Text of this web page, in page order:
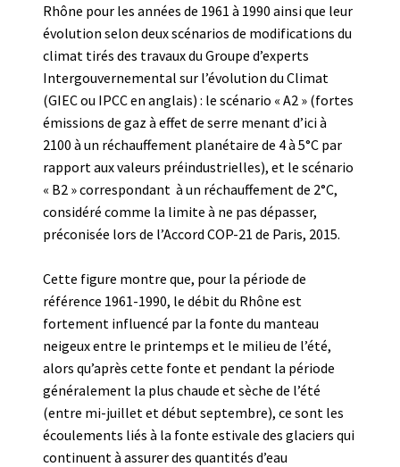
Rhône pour les années de 1961 à 1990 ainsi que leur
évolution selon deux scénarios de modifications du
climat tirés des travaux du Groupe d’experts
Intergouvernemental sur l’évolution du Climat
(GIEC ou IPCC en anglais) : le scénario « A2 » (fortes
émissions de gaz à effet de serre menant d’ici à
2100 à un réchauffement planétaire de 4 à 5°C par
rapport aux valeurs préindustrielles), et le scénario
« B2 » correspondant à un réchauffement de 2°C,
considéré comme la limite à ne pas dépasser,
préconisée lors de l’Accord COP-21 de Paris, 2015.
Cette figure montre que, pour la période de
référence 1961-1990, le débit du Rhône est
fortement influencé par la fonte du manteau
neigeux entre le printemps et le milieu de l’été,
alors qu’après cette fonte et pendant la période
généralement la plus chaude et sèche de l’été
(entre mi-juillet et début septembre), ce sont les
écoulements liés à la fonte estivale des glaciers qui
continuent à assurer des quantités d’eau